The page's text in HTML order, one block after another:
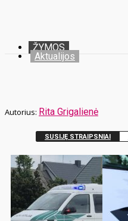
ŽYMOS
Aktualijos
Rita Grigalienė
SUSIJĘ STRAIPSNIAI